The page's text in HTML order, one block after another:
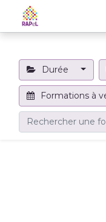
Durée
Formations à